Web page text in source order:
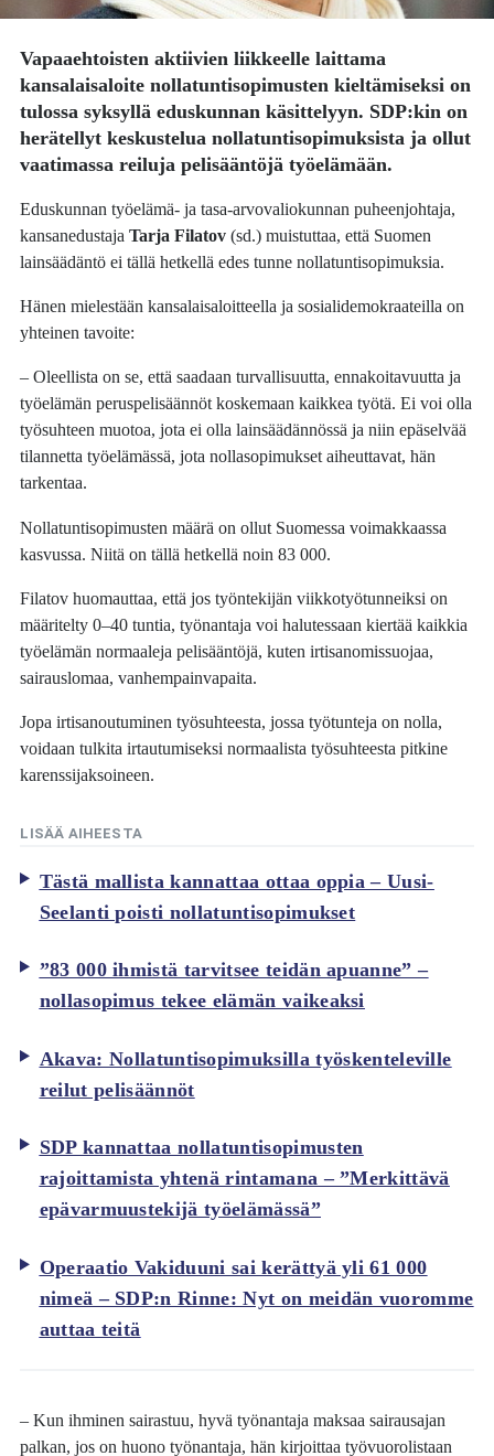
Vapaaehtoisten aktiivien liikkeelle laittama
kansalaisaloite nollatuntisopimusten kieltämiseksi on
tulossa syksyllä eduskunnan käsittelyyn. SDP:kin on
herätellyt keskustelua nollatuntisopimuksista ja ollut
vaatimassa reiluja pelisääntöjä työelämään.
Eduskunnan työelämä- ja tasa-arvovaliokunnan puheenjohtaja,
kansanedustajaTarja Filatov (sd.) muistuttaa, että Suomen
lainsäädäntö ei tällä hetkellä edes tunne nollatuntisopimuksia.
Hänen mielestään kansalaisaloitteella ja sosialidemokraateilla on
yhteinen tavoite:
– Oleellista on se, että saadaan turvallisuutta, ennakoitavuutta ja
työelämän peruspelisäännöt koskemaan kaikkea työtä. Ei voi olla
työsuhteen muotoa, jota ei olla lainsäädännössä ja niin epäselvää
tilannetta työelämässä, jota nollasopimukset aiheuttavat, hän
tarkentaa.
Nollatuntisopimusten määrä on ollut Suomessa voimakkaassa
kasvussa. Niitä on tällä hetkellä noin 83 000.
Filatov huomauttaa, että jos työntekijän viikkotyötunneiksi on
määritelty 0–40 tuntia, työnantaja voi halutessaan kiertää kaikkia
työelämän normaaleja pelisääntöjä, kuten irtisanomissuojaa,
sairauslomaa, vanhempainvapaita.
Jopa irtisanoutuminen työsuhteesta, jossa työtunteja on nolla,
voidaan tulkita irtautumiseksi normaalista työsuhteesta pitkine
karenssijaksoineen.
LISÄÄ AIHEESTA
Tästä mallista kannattaa ottaa oppia – Uusi-
Seelanti poisti nollatuntisopimukset
”83 000 ihmistä tarvitsee teidän apuanne” –
nollasopimus tekee elämän vaikeaksi
Akava: Nollatuntisopimuksilla työskenteleville
reilut pelisäännöt
SDP kannattaa nollatuntisopimusten
rajoittamista yhtenä rintamana – ”Merkittävä
epävarmuustekijä työelämässä”
Operaatio Vakiduuni sai kerättyä yli 61 000
nimeä – SDP:n Rinne: Nyt on meidän vuoromme
auttaa teitä
– Kun ihminen sairastuu, hyvä työnantaja maksaa sairausajan
palkan, jos on huono työnantaja, hän kirjoittaa työvuorolistaan